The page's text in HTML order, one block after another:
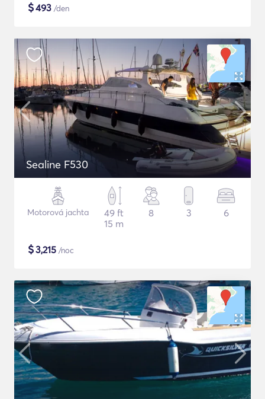
$493 /den
Sealine F530
Motorová jachta
49 ft
15 m
8 3 6
$3,215 /noc